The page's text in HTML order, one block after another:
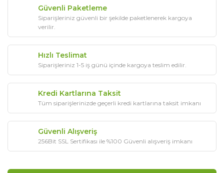
Güvenli Paketleme
Siparişleriniz güvenli bir şekilde paketlenerek kargoya
verilir.
Hızlı Teslimat
Siparişleriniz 1-5 iş günü içinde kargoya teslim edilir.
Kredi Kartlarına Taksit
Tüm siparişlerinizde geçerli kredi kartlarına taksit imkanı
Güvenli Alışveriş
256Bit SSL Sertifikası ile %100 Güvenli alışveriş imkanı